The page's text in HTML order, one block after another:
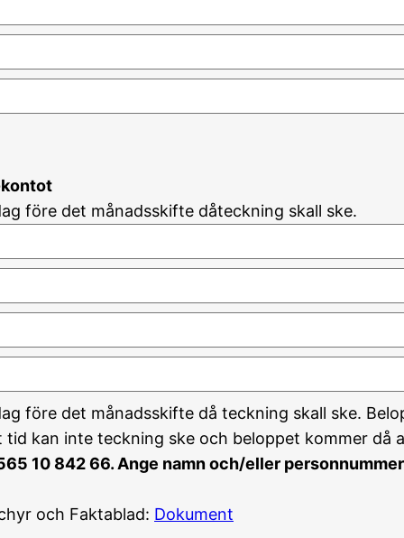
före det månadsskifte dåteckning skall ske.
före det månadsskifte då teckning skall ske.
kan inte teckning ske och beloppet kommer då
10 842 66. Ange namn och/eller
och Faktablad: Dokument